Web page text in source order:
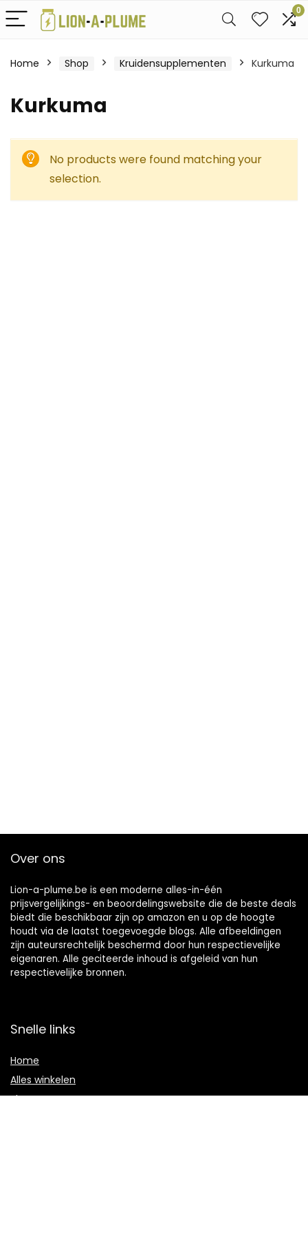
0
Home Shop Kruidensupplementen Kurkuma
Kurkuma
No products were found matching your
selection.
Over ons
Lion-a-plume.be is een moderne alles-in-één
prijsvergelijkings- en beoordelingswebsite die de beste deals
biedt die beschikbaar zijn op amazon en u op de hoogte
houdt via de laatst toegevoegde blogs. Alle afbeeldingen
zijn auteursrechtelijk beschermd door hun respectievelijke
eigenaren. Alle geciteerde inhoud is afgeleid van hun
respectievelijke bronnen.
Snelle links
Home
Alles winkelen
Blogs